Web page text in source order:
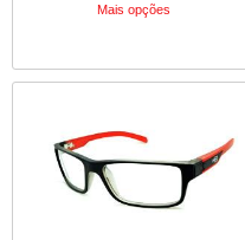
Mais opções